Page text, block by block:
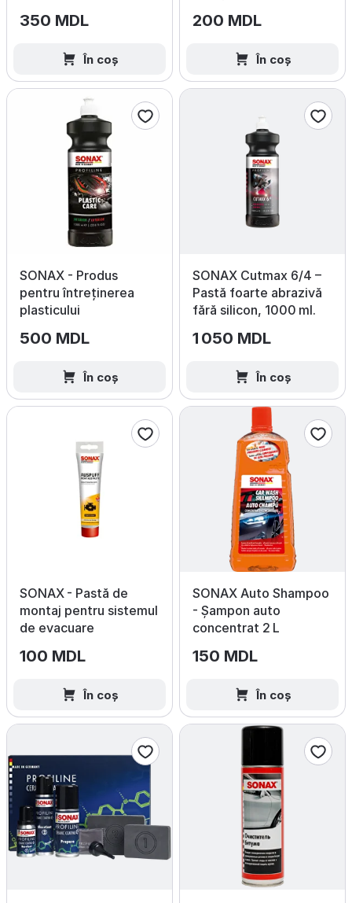
350 MDL
În coș
200 MDL
În coș
SONAX - Produs
pentru întreținerea
plasticului
500 MDL
În coș
SONAX Cutmax 6/4 –
Pastă foarte abrazivă
fără silicon, 1000 ml.
1 050 MDL
În coș
SONAX - Pastă de
montaj pentru sistemul
de evacuare
100 MDL
În coș
SONAX Auto Shampoo
- Șampon auto
concentrat 2 L
150 MDL
În coș